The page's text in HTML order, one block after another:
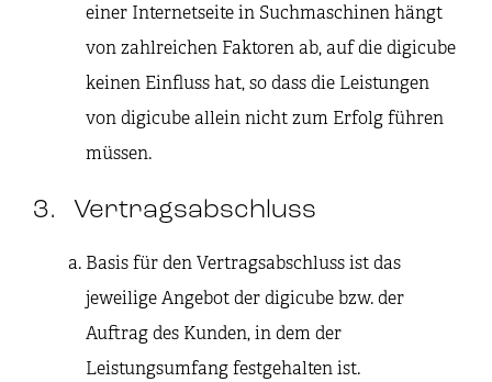
einer Internetseite in Suchmaschinen hängt
von zahlreichen Faktoren ab, auf die digicube
keinen Einfluss hat, so dass die Leistungen
von digicube allein nicht zum Erfolg führen
müssen.
3. Vertragsabschluss
Basis für den Vertragsabschluss ist das
jeweilige Angebot der digicube bzw. der
Auftrag des Kunden, in dem der
Leistungsumfang festgehalten ist.